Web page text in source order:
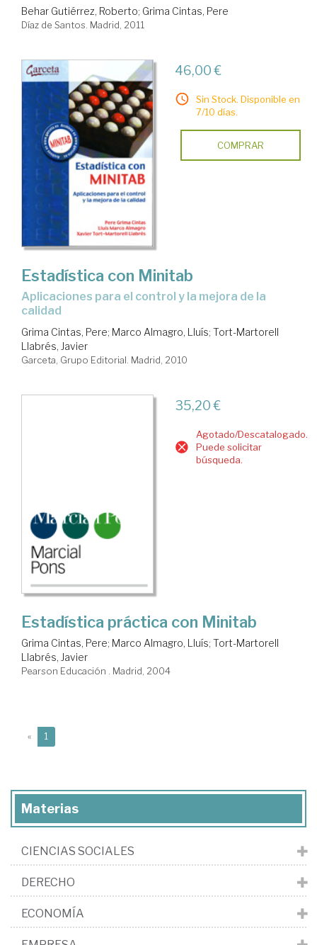
Behar Gutiérrez, Roberto; Grima Cintas, Pere
Díaz de Santos. Madrid, 2011
46,00 €
Sin Stock. Disponible en
7/10 días.
COMPRAR
Estadística con Minitab
aplicaciones para el control y la mejora de la
calidad
Grima Cintas, Pere; Marco Almagro, Lluís; Tort-Martorell
Llabrés, Javier
Garceta, Grupo Editorial. Madrid, 2010
35,20 €
Agotado/Descatalogado.
Puede solicitar
búsqueda.
Estadística práctica con Minitab
Grima Cintas, Pere; Marco Almagro, Lluís; Tort-Martorell
Llabrés, Javier
Pearson Educación . Madrid, 2004
« 1
Materias
CIENCIAS SOCIALES
DERECHO
ECONOMÍA